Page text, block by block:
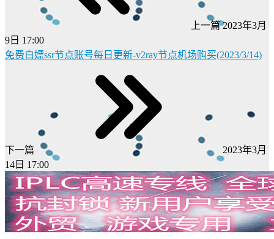
上一篇 2023年3月
9日 17:00
免费白嫖ssr节点账号每日更新-v2ray节点机场购买(2023/3/14)
下一篇
2023年3月
14日 17:00